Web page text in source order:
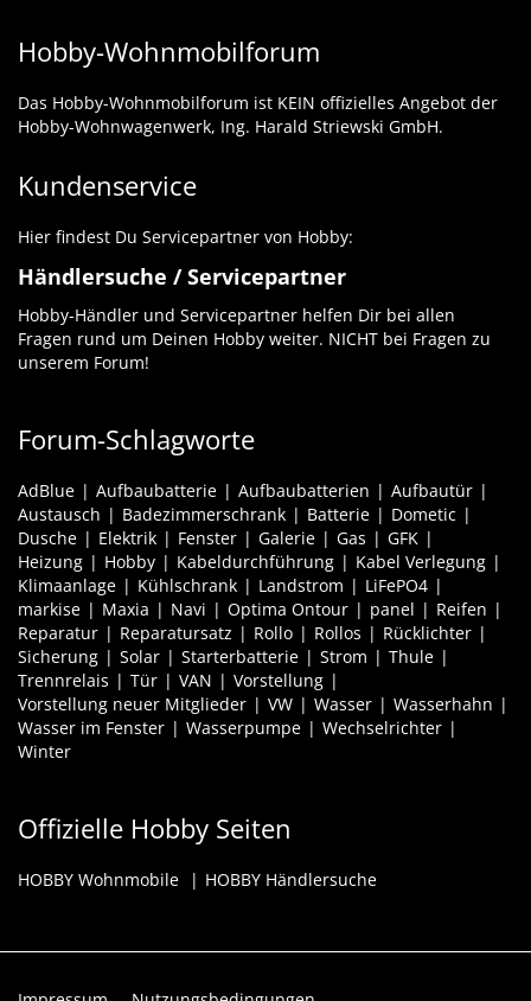
Hobby-Wohnmobilforum
Das Hobby-Wohnmobilforum ist KEIN offizielles Angebot der
Hobby-Wohnwagenwerk, Ing. Harald Striewski GmbH.
Kundenservice
Hier findest Du Servicepartner von Hobby:
Händlersuche / Servicepartner
Hobby-Händler und Servicepartner helfen Dir bei allen
Fragen rund um Deinen Hobby weiter. NICHT bei Fragen zu
unserem Forum!
Forum-Schlagworte
AdBlue Aufbaubatterie Aufbaubatterien
Aufbautür
Austausch
Badezimmerschrank Batterie
Dometic
Dusche
Elektrik Fenster Galerie Gas
GFK
Heizung
Hobby Kabeldurchführung
Kabel Verlegung
Klimaanlage
Kühlschrank Landstrom
LiFePO4
markise
Maxia Navi Optima Ontour panel
Reifen
Reparatur
Reparatursatz Rollo Rollos
Rücklichter
Sicherung
Solar Starterbatterie Strom
Thule
Trennrelais
Tür VAN
Vorstellung
Vorstellung neuer Mitglieder
VW Wasser
Wasserhahn
Wasser im Fenster
Wasserpumpe
Wechselrichter
Winter
Offizielle Hobby Seiten
HOBBY Wohnmobile HOBBY Händlersuche